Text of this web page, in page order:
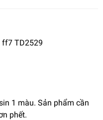
TD2529
1 màu. Sản phẩm cần
phết.